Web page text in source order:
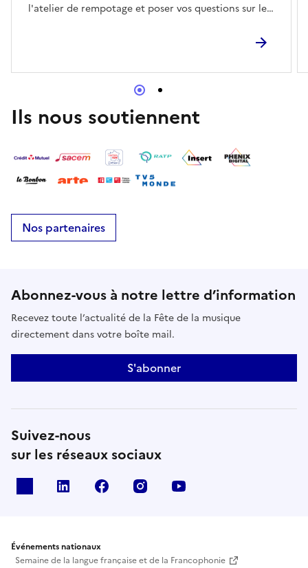
l'atelier de rempotage et poser vos questions sur les
Ils nous soutiennent
Nos partenaires
Abonnez-vous à notre lettre d’information
Recevez toute l’actualité de la Fête de la musique
directement dans votre boîte mail.
S'abonner
Suivez-nous
sur les réseaux sociaux
Linkedin Facebook Instagram
Événements nationaux
Semaine de la langue française et de la Francophonie